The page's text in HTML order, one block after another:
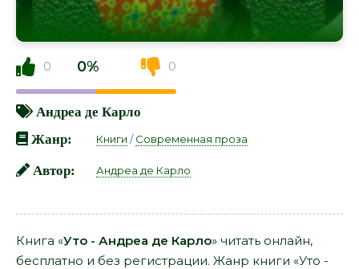
0 0% 0
Андреа де Карло
Жанр:
Книги /Современная проза
Автор: Андреа де Карло
Книга «Уто - Андреа де Карло» читать онлайн,
бесплатно и без регистрации. Жанр книги «Уто -